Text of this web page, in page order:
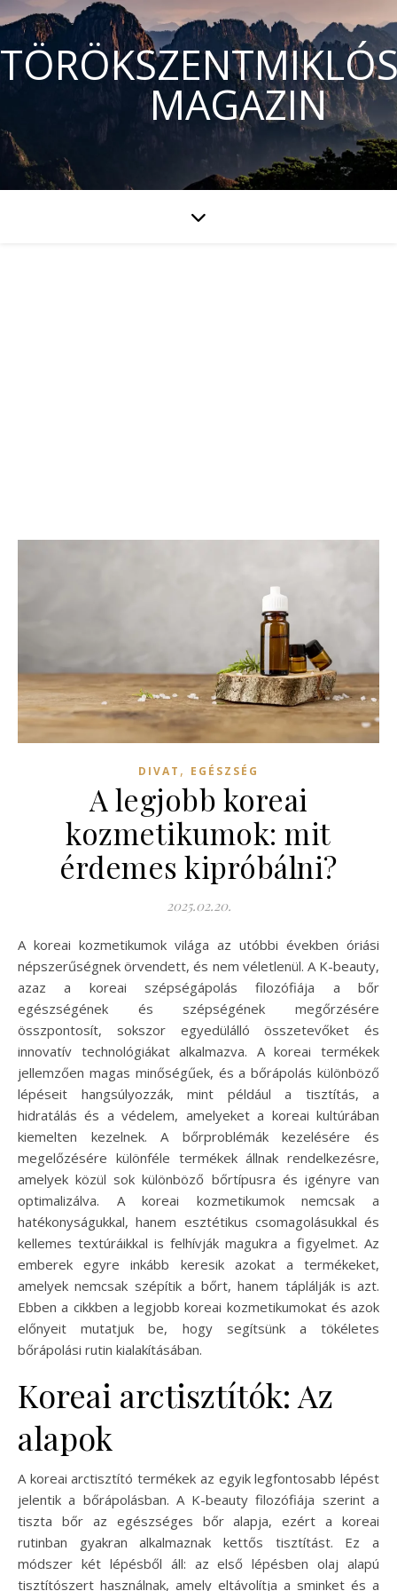
MAGAZIN
DIVAT , EGÉSZSÉG
A legjobb koreai
kozmetikumok: mit
érdemes kipróbálni?
2025.02.20.
A koreai kozmetikumok világa az utóbbi években óriási
népszerűségnek örvendett, és nem véletlenül. A K-beauty,
azaz a koreai szépségápolás filozófiája a bőr
egészségének és szépségének megőrzésére
összpontosít, sokszor egyedülálló összetevőket és
innovatív technológiákat alkalmazva. A koreai termékek
jellemzően magas minőségűek, és a bőrápolás különböző
lépéseit hangsúlyozzák, mint például a tisztítás, a
hidratálás és a védelem, amelyeket a koreai kultúrában
kiemelten kezelnek. A bőrproblémák kezelésére és
megelőzésére különféle termékek állnak rendelkezésre,
amelyek közül sok különböző bőrtípusra és igényre van
optimalizálva. A koreai kozmetikumok nemcsak a
hatékonyságukkal, hanem esztétikus csomagolásukkal és
kellemes textúráikkal is felhívják magukra a figyelmet. Az
emberek egyre inkább keresik azokat a termékeket,
amelyek nemcsak szépítik a bőrt, hanem táplálják is azt.
Ebben a cikkben a legjobb koreai kozmetikumokat és azok
előnyeit mutatjuk be, hogy segítsünk a tökéletes
bőrápolási rutin kialakításában.
Koreai arctisztítók: Az
alapok
A koreai arctisztító termékek az egyik legfontosabb lépést
jelentik a bőrápolásban. A K-beauty filozófiája szerint a
tiszta bőr az egészséges bőr alapja, ezért a koreai
rutinban gyakran alkalmaznak kettős tisztítást. Ez a
módszer két lépésből áll: az első lépésben olaj alapú
tisztítószert használnak, amely eltávolítja a sminket és a